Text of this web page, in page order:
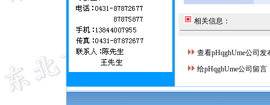
相关信息：
查看pHqghUme公司发
给pHqghUme公司留言